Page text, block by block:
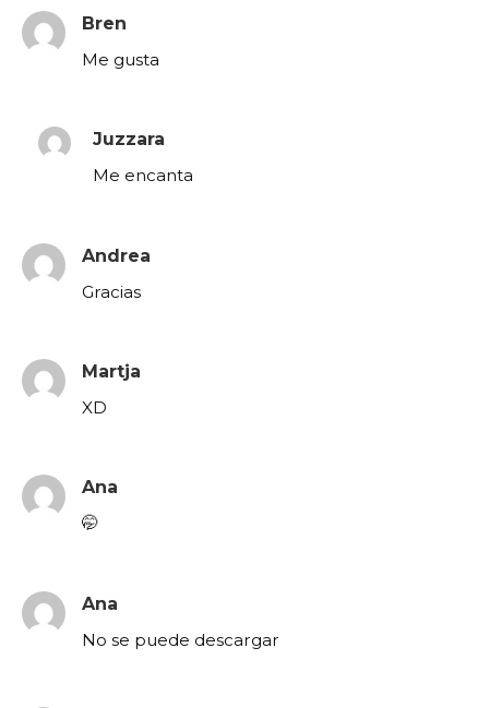
Bren
Me gusta
Juzzara
Me encanta
Andrea
Gracias
Martja
XD
Ana
🤭
Ana
No se puede descargar